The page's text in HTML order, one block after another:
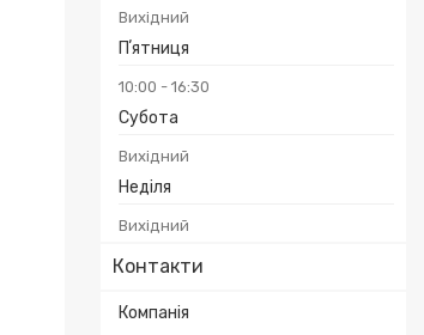
Вихідний
Пʼятниця
10:00 16:30
Субота
Вихідний
Неділя
Вихідний
Контакти